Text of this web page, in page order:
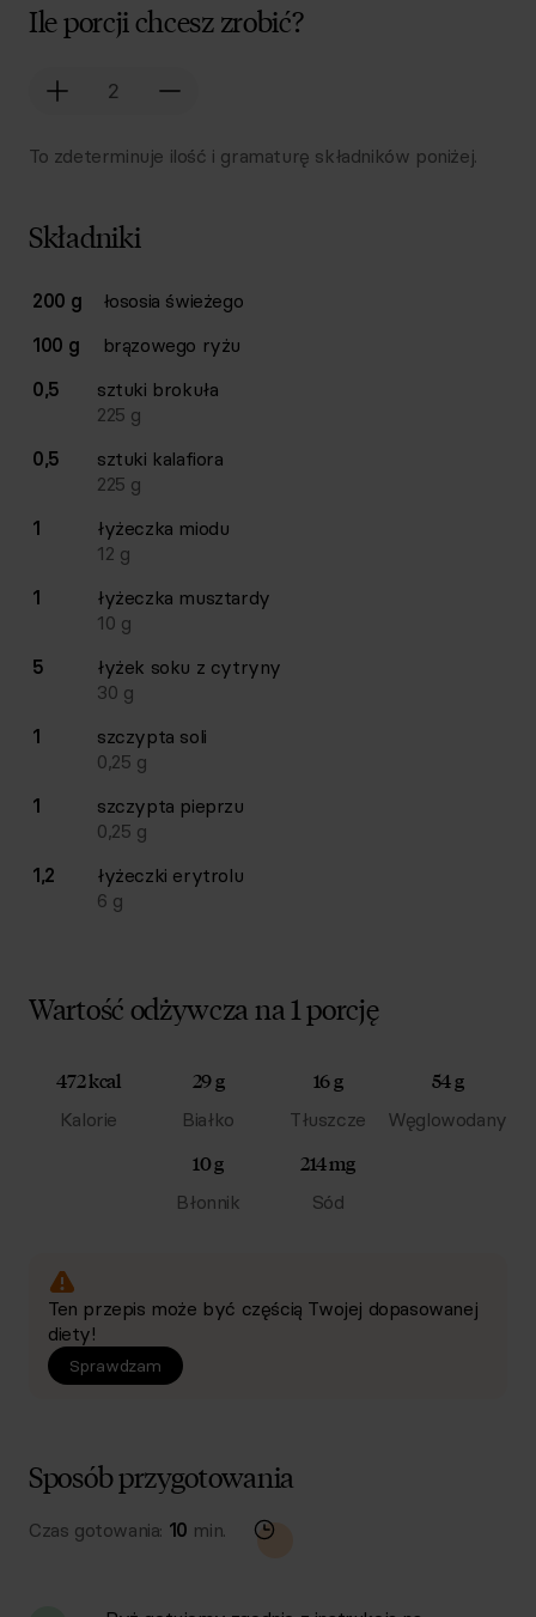
Ile porcji chcesz zrobić?
To zdeterminuje ilość i gramaturę składników poniżej.
Składniki
Lista składników przepisu z ilościami i wagami
Ilość Składnik
200 g
łososia świeżego
100 g
brązowego ryżu
0,5
sztuki brokuła
225 g
0,5
sztuki kalafiora
225 g
1
łyżeczka miodu
12 g
1
łyżeczka musztardy
10 g
5
łyżek soku z cytryny
30 g
1
szczypta soli
0,25 g
1
szczypta pieprzu
0,25 g
1,2
łyżeczki erytrolu
6 g
Wartość odżywcza na 1 porcję
472 kcal
Kalorie
29 g
Białko
16 g
Tłuszcze
54 g
Węglowodany
10 g
Błonnik
214 mg
Sód
Ten przepis może być częścią Twojej dopasowanej
diety!
Sprawdzam
Sposób przygotowania
Czas gotowania: 10 min.